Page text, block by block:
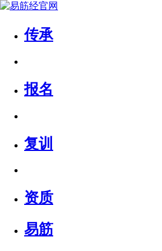
传承
报名
复训
资质
易筋